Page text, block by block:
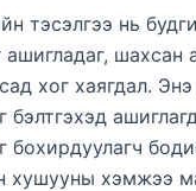
тэсэлгээ нь
ашигладаг, шахсан
хог хаягдал.
бэлтгэхэд
бохирдуулагч
хушууны хэмжээ